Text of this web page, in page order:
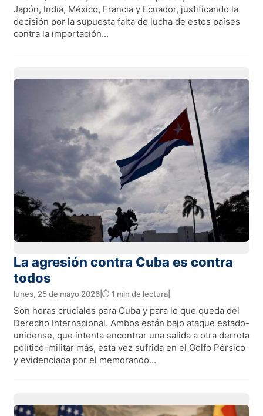
Japón, India, México, Francia y Ecuador, justificando la
decisión por la supuesta falta de lucha de estos países
contra la importación...
La agresión contra Cuba es contra
todos
lunes, 25 de mayo 2026 ⏱️ 1 min de lectura
Son horas cruciales para Cuba y para lo que queda del
Derecho Internacional. Ambos están bajo ataque estado-
unidense, que intenta encontrar una salida a otra derrota
político-militar más, esta vez sufrida en el Golfo Pérsico
y evidenciada por el memorando...